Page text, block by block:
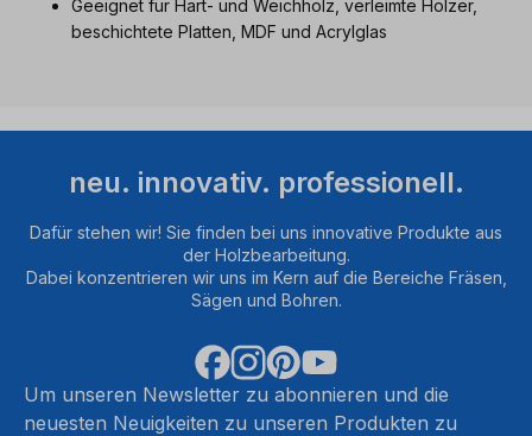
Geeignet für Hart- und Weichholz, verleimte Hölzer,
beschichtete Platten, MDF und Acrylglas
neu. innovativ. professionell.
Dafür stehen wir! Sie finden bei uns innovative Produkte aus
der Holzbearbeitung.
Dabei konzentrieren wir uns im Kern auf die Bereiche Fräsen,
Sägen und Bohren.
Um unseren Newsletter zu abonnieren und die
neuesten Neuigkeiten zu unseren Produkten zu